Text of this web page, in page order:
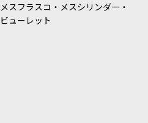
メスフラスコ・メスシリンダー・
ビューレット